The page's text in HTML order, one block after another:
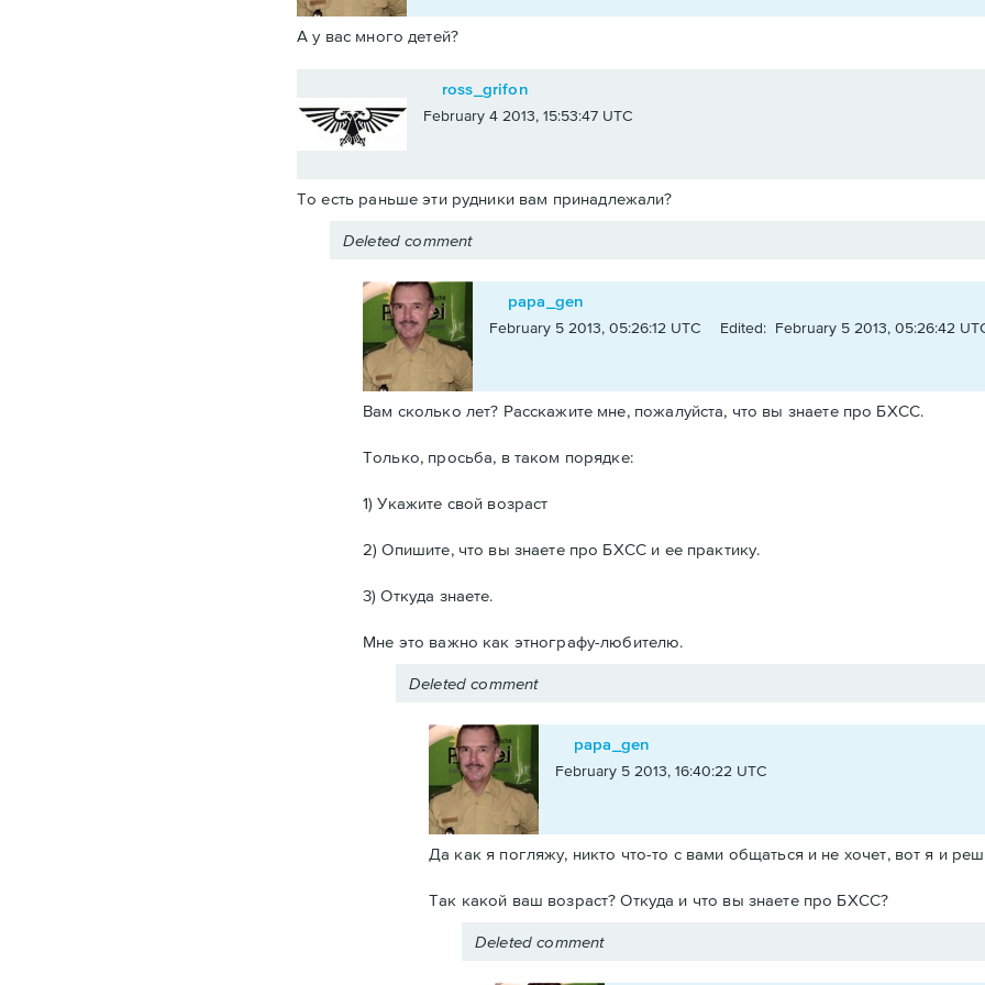
А у вас много детей?
ross_grifon
February 4 2013, 15:53:47 UTC
То есть раньше эти рудники вам принадлежали?
Deleted comment
papa_gen
February 5 2013, 05:26:12 UTC Edited: February 5 2013, 05:26:42
Вам сколько лет? Расскажите мне, пожалуйста, что вы знаете про БХСС.
Только, просьба, в таком порядке:
1) Укажите свой возраст
2) Опишите, что вы знаете про БХСС и ее практику.
3) Откуда знаете.
Мне это важно как этнографу-любителю.
Deleted comment
papa_gen
February 5 2013, 16:40:22 UTC
Да как я погляжу, никто что-то с вами общаться и не хочет, вот я и
Так какой ваш возраст? Откуда и что вы знаете про БХСС?
Deleted comment